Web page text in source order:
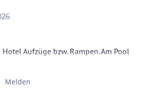
Aufzüge bzw. Rampen. Am Pool
dass Liegen für einen
sind. So dass dieser sich besser
Melden